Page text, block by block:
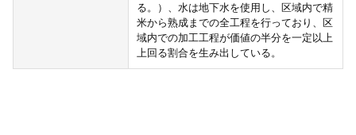
る。）、水は地下水を使用し、区域内で精
米から熟成までの全工程を行っており、区
域内での加工工程が価値の半分を一定以上
上回る割合を生み出している。